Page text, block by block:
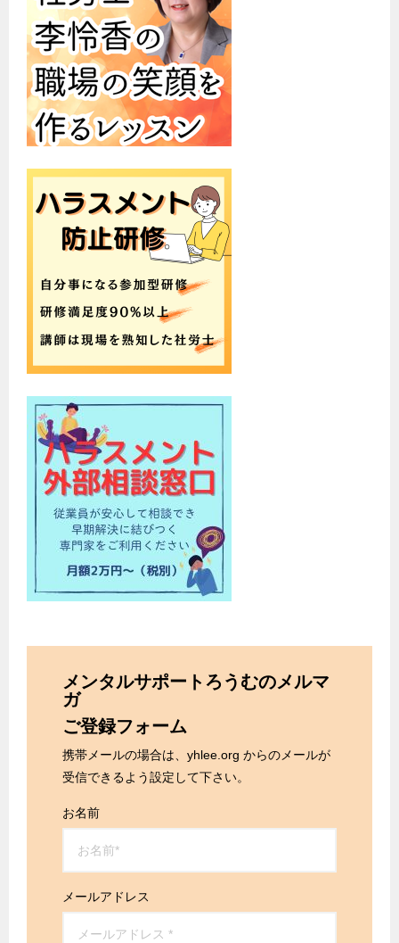
メンタルサポートろうむのメルマ
ガ
ご登録フォーム
携帯メールの場合は、yhlee.org からのメールが
受信できるよう設定して下さい。
お名前
メールアドレス